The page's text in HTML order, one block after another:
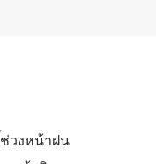
วงหน้าฝน